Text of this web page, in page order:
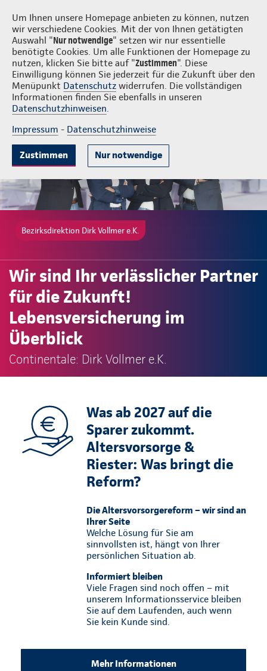
Um Ihnen unsere Homepage anbieten zu können, nutzen
wir verschiedene Cookies. Mit der von Ihnen getätigten
Auswahl "Nur notwendige" setzen wir nur essentielle
benötigte Cookies. Um alle Funktionen der Homepage zu
nutzen, klicken Sie bitte auf "Zustimmen". Diese
Einwilligung können Sie jederzeit für die Zukunft über den
Menüpunkt Datenschutz widerrufen. Die vollständigen
Informationen finden Sie ebenfalls in unseren
Datenschutzhinweisen.
Impressum - Datenschutzhinweise
Zustimmen Nur notwendige
Dirk Vollmer e.K. Login
Beliebte Produkte Weitere Angebote Beratung & Angebot
Bezirksdirektion Dirk Vollmer e.K.
Wir sind Ihr verlässlicher Partner
für die Zukunft!
Lebensversicherung im
Überblick
Continentale: Dirk Vollmer e.K.
Was ab 2027 auf die
Sparer zukommt.
Altersvorsorge &
Riester: Was bringt die
Reform?
Die Altersvorsorgereform – wir sind an
Ihrer Seite
Welche Lösung für Sie am
sinnvollsten ist, hängt von Ihrer
persönlichen Situation ab.
Informiert bleiben
Viele Fragen sind noch offen – mit
unserem Informationsservice bleiben
Sie auf dem Laufenden, auch wenn
Sie kein Kunde sind.
Mehr Informationen